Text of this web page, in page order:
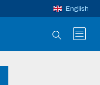
English